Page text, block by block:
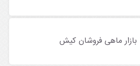
بازار ماهی فروشان کیش